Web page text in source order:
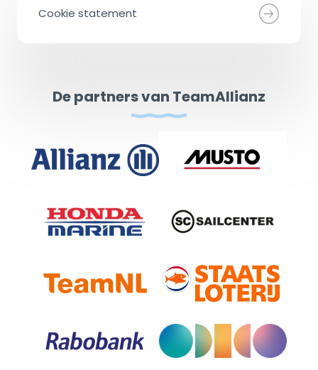
Cookie statement
De partners van TeamAllianz